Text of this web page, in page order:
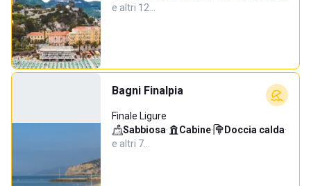
e altri 12…
Bagni Finalpia
Finale Ligure
Sabbiosa· Cabine· Doccia calda·
e altri 7…